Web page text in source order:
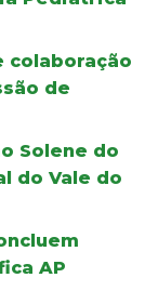
colaboração
de
Solene do
do Vale do
AP